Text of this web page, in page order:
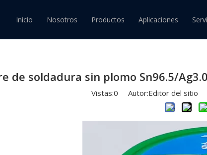
Inicio Nosotros Productos
Alambre de Estaño y Plomo
Alambre de Estaño sin Plomo
Aplicaciones
de soldadura sin plomo Sn96.5/
Vistas:0 Autor:Editor del sitio